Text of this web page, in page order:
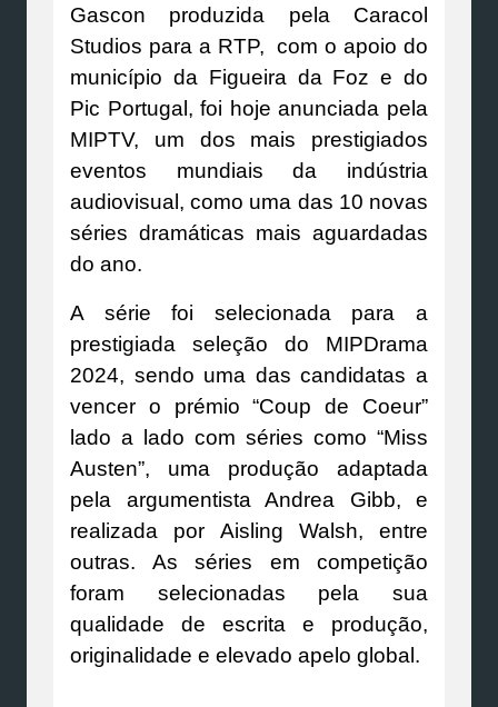
Gascon produzida pela Caracol
Studios para a RTP, com o apoio do
município da Figueira da Foz e do
Pic Portugal, foi hoje anunciada pela
MIPTV, um dos mais prestigiados
eventos mundiais da indústria
audiovisual, como uma das 10 novas
séries dramáticas mais aguardadas
do ano.
A série foi selecionada para a
prestigiada seleção do MIPDrama
2024, sendo uma das candidatas a
vencer o prémio “Coup de Coeur”
lado a lado com séries como “Miss
Austen”, uma produção adaptada
pela argumentista Andrea Gibb, e
realizada por Aisling Walsh, entre
outras. As séries em competição
foram selecionadas pela sua
qualidade de escrita e produção,
originalidade e elevado apelo global.